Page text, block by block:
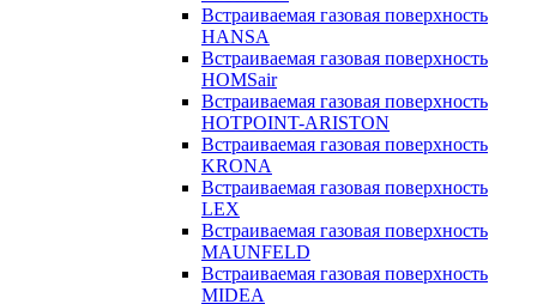
Встраиваемая газовая поверхность
HANSA
Встраиваемая газовая поверхность
HOMSair
Встраиваемая газовая поверхность
HOTPOINT-ARISTON
Встраиваемая газовая поверхность
KRONA
Встраиваемая газовая поверхность
LEX
Встраиваемая газовая поверхность
MAUNFELD
Встраиваемая газовая поверхность
MIDEA